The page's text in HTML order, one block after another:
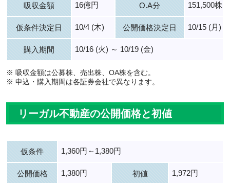
吸収金額 16億円 O.A分 151,500株
仮条件決定日 10/4 (木) 公開価格決定日 10/15 (月)
購入期間 10/16 (火) ～ 10/19 (金)
※ 吸収金額は公募株、売出株、OA株を含む。
※ 申込・購入期間は各証券会社で異なります。
リーガル不動産の公開価格と初値
仮条件 1,360円～1,380円
公開価格 1,380円 初値 1,972円